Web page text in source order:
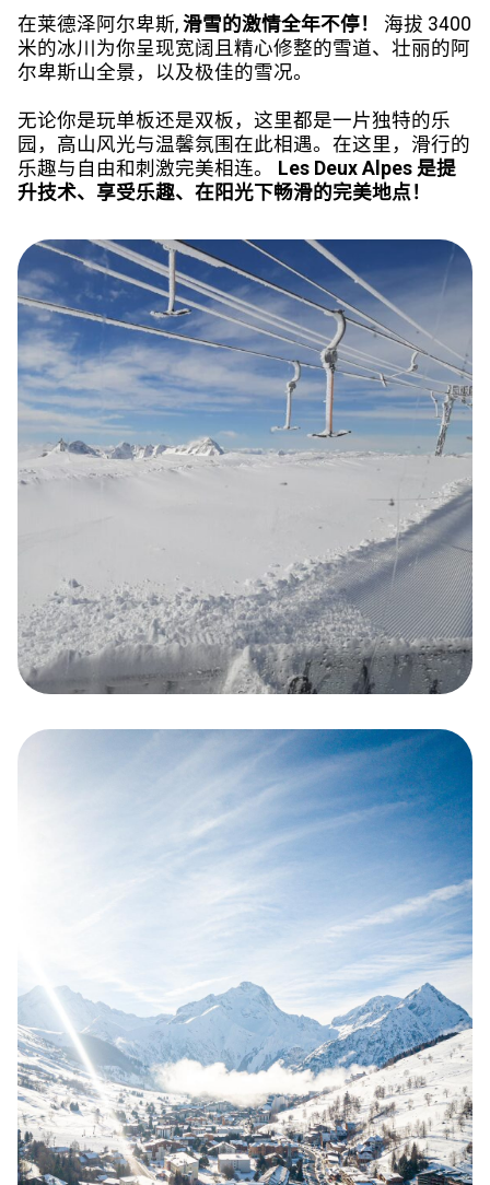
在莱德泽阿尔卑斯, 滑雪的激情全年不停！ 海拔 3400
米的冰川为你呈现宽阔且精心修整的雪道、壮丽的阿
尔卑斯山全景，以及极佳的雪况。
无论你是玩单板还是双板，这里都是一片独特的乐
园，高山风光与温馨氛围在此相遇。在这里，滑行的
乐趣与自由和刺激完美相连。
Les Deux Alpes 是提
升技术、享受乐趣、在阳光下畅滑的完美地点！